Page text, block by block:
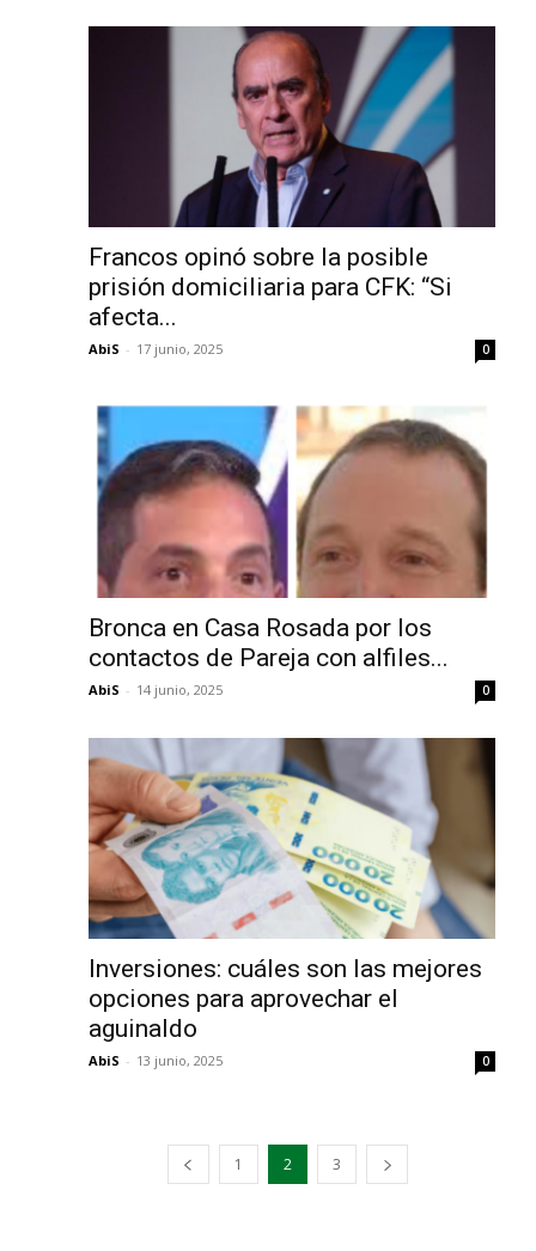
Francos opinó sobre la posible
prisión domiciliaria para CFK: “Si
afecta...
AbiS - 17 junio, 2025 0
Bronca en Casa Rosada por los
contactos de Pareja con alfiles...
AbiS - 14 junio, 2025 0
Inversiones: cuáles son las mejores
opciones para aprovechar el
aguinaldo
AbiS - 13 junio, 2025 0
1 2 3